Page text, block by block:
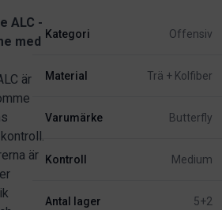
ALC -
med
är
är
Kategori Offensiv
Material Trä + Kolfiber
Varumärke Butterfly
Kontroll Medium
Antal lager 5+2